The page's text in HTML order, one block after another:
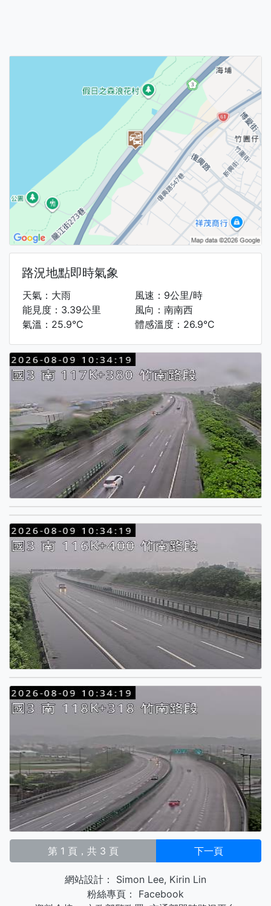
路況地點即時氣象
天氣：大雨
能見度：3.39公里
氣溫：25.9°C
風速：9公里/時
風向：南南西
體感溫度：26.9°C
第 1 頁，共 3 頁 下一頁
網站設計： Simon Lee, Kirin Lin
粉絲專頁：
Facebook